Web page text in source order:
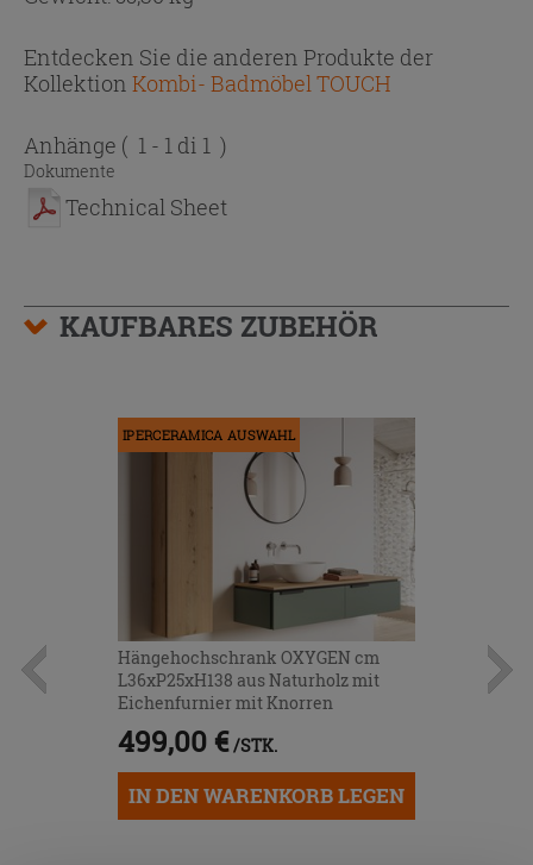
Entdecken Sie die anderen Produkte der
Kollektion Kombi- Badmöbel TOUCH
Anhänge ( 1 - 1 di 1 )
Dokumente
Technical Sheet
KAUFBARES ZUBEHÖR
IPERCERAMICA AUSWAHL
Hängehochschrank OXYGEN cm
L36xP25xH138 aus Naturholz mit
Eichenfurnier mit Knorren
499,00 € /STK.
IN DEN WARENKORB LEGEN